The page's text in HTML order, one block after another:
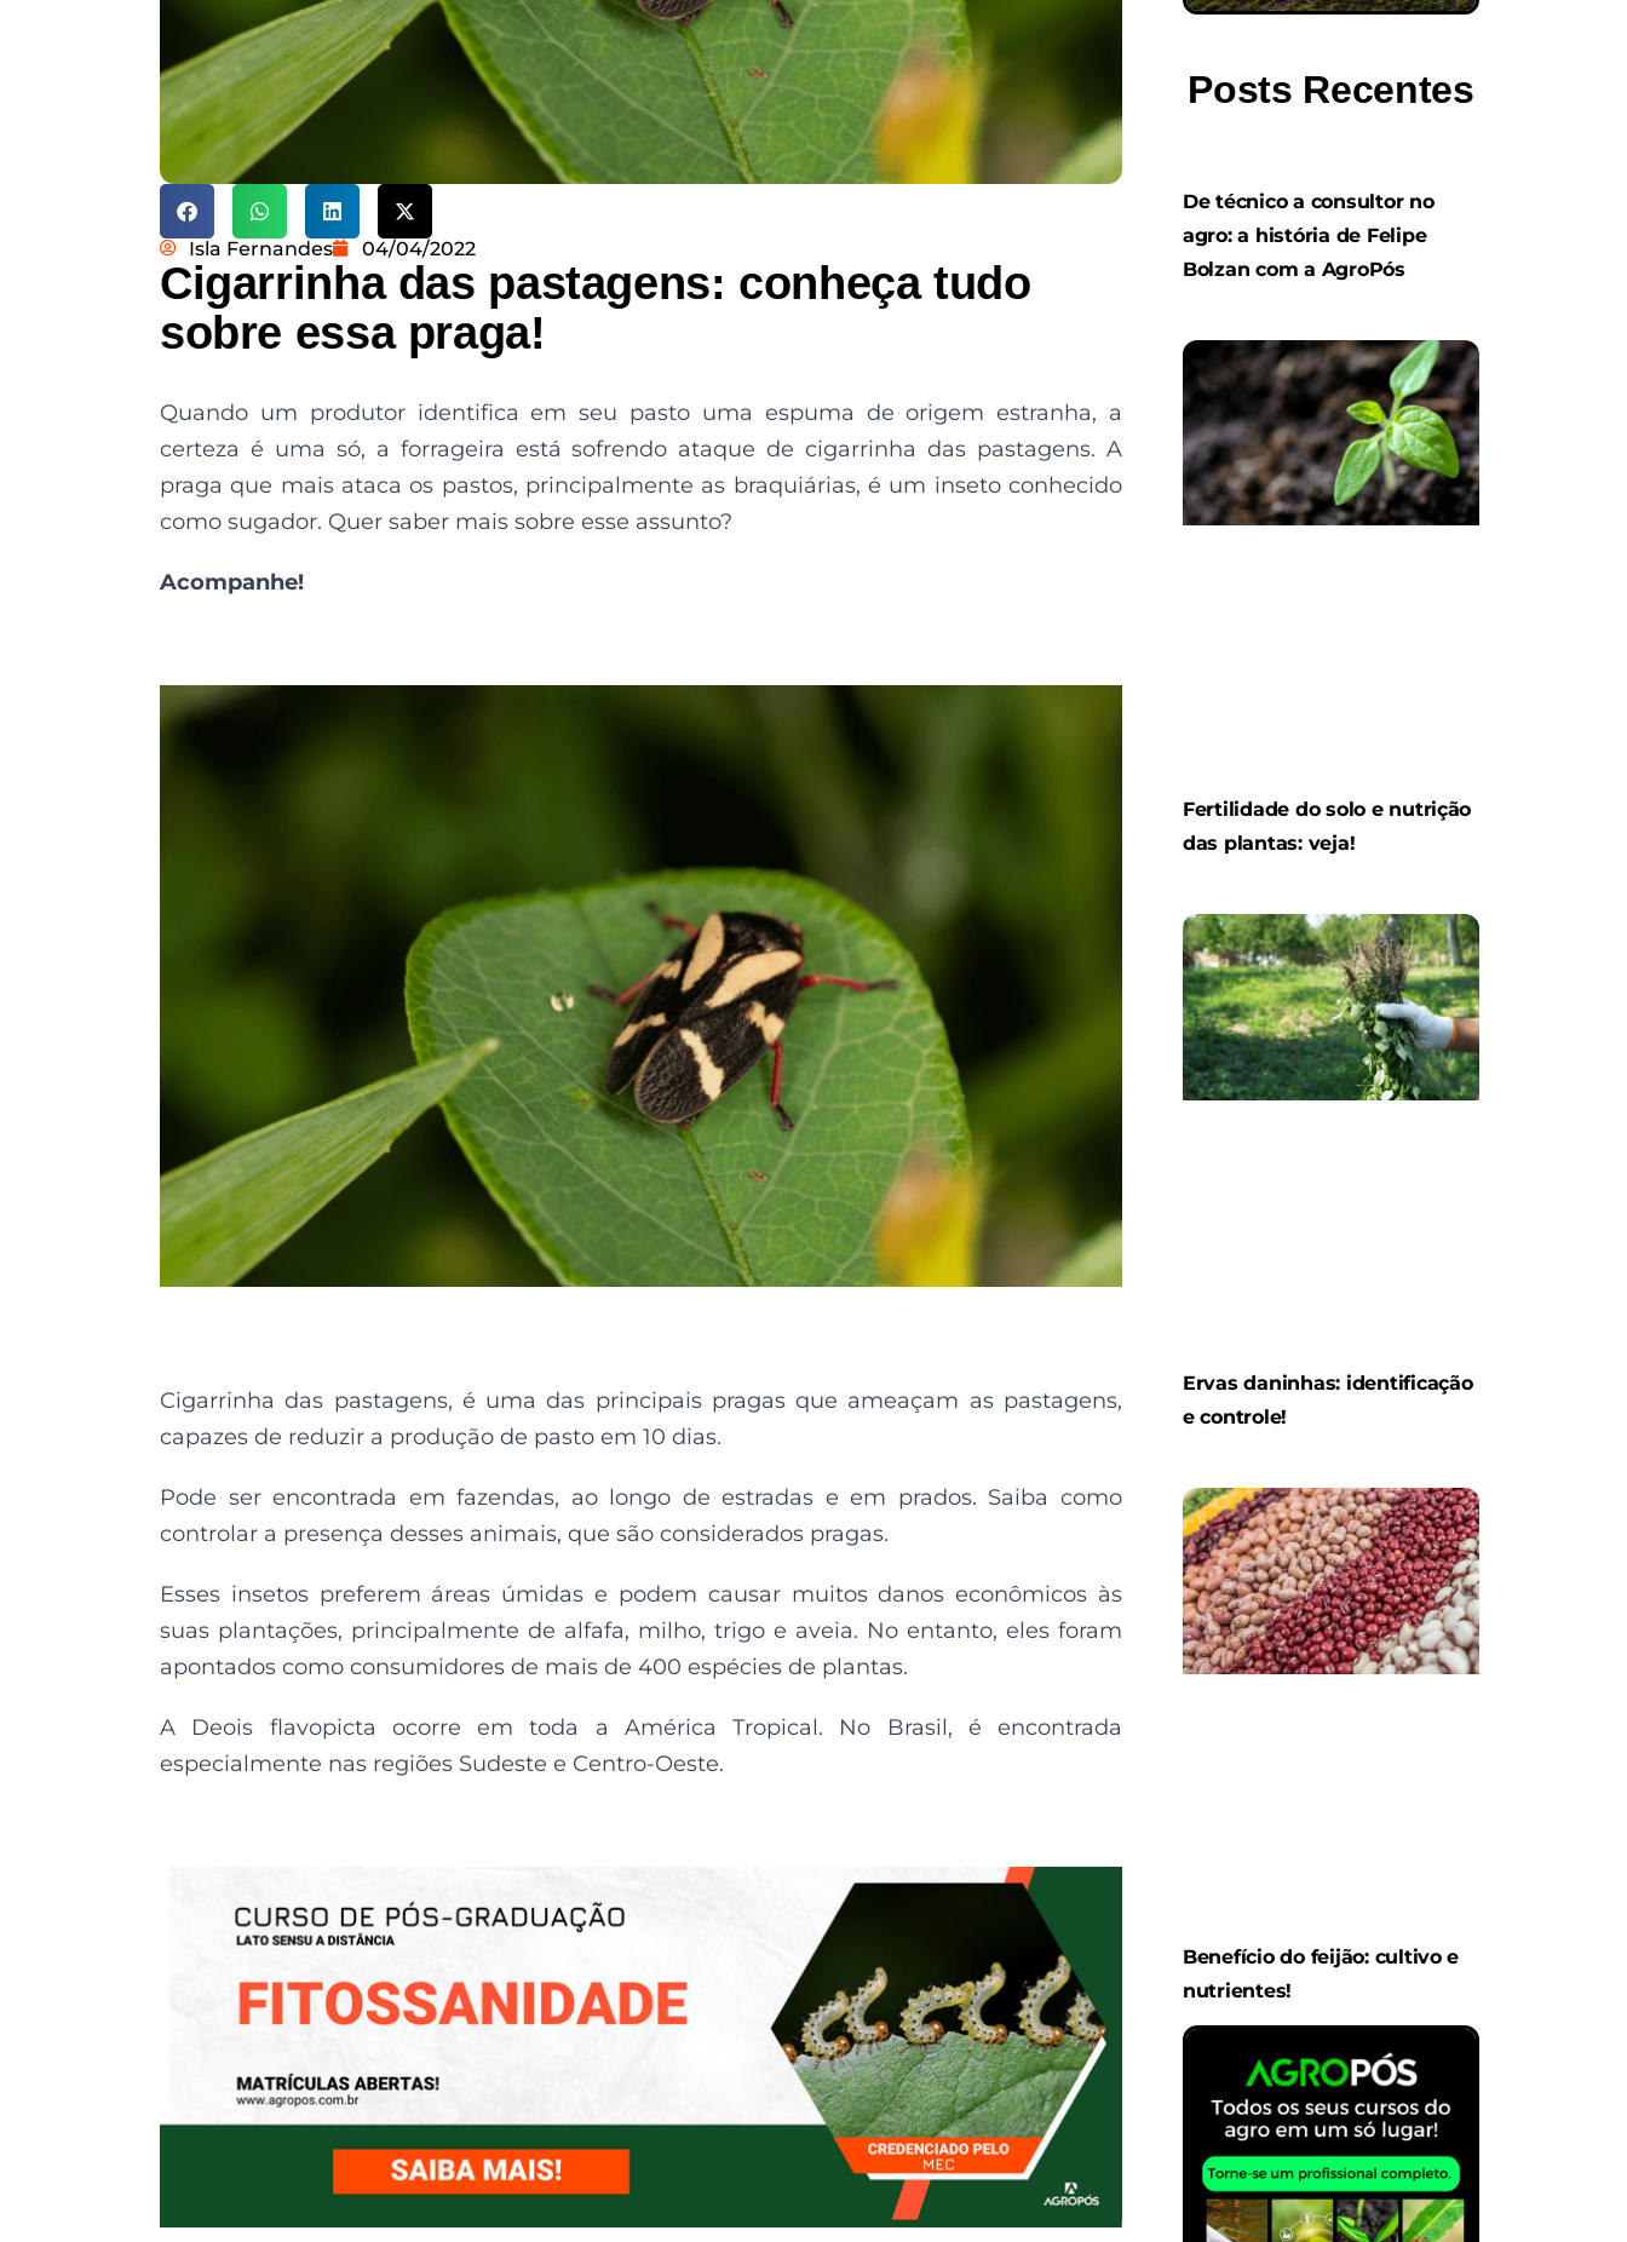
Isla Fernandes 04/04/2022
Cigarrinha das pastagens: conheça tudo
sobre essa praga!
Quando um produtor identifica em seu pasto uma espuma de origem estranha, a
certeza é uma só, a forrageira está sofrendo ataque de cigarrinha das pastagens. A
praga que mais ataca os pastos, principalmente as braquiárias, é um inseto conhecido
como sugador. Quer saber mais sobre esse assunto?
Acompanhe!
Cigarrinha das pastagens, é uma das principais pragas que ameaçam as pastagens,
capazes de reduzir a produção de pasto em 10 dias.
Pode ser encontrada em fazendas, ao longo de estradas e em prados. Saiba como
controlar a presença desses animais, que são considerados pragas.
Esses insetos preferem áreas úmidas e podem causar muitos danos econômicos às
suas plantações, principalmente de alfafa, milho, trigo e aveia. No entanto, eles foram
apontados como consumidores de mais de 400 espécies de plantas.
A Deois flavopicta ocorre em toda a América Tropical. No Brasil, é encontrada
especialmente nas regiões Sudeste e Centro-Oeste.
Posts Recentes
De técnico a consultor no
agro: a história de Felipe
Bolzan com a AgroPós
Fertilidade do solo e nutrição
das plantas: veja!
Ervas daninhas: identificação
e controle!
Benefício do feijão: cultivo e
nutrientes!